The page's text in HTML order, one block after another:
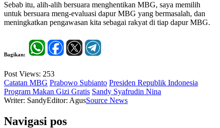
Sebab itu, alih-alih bersuara menghentikan MBG, saya memilih
untuk bersuara meng-evaluasi dapur MBG yang bermasalah, dan
meningkatkan pengawasan kita sebagai rakyat di tiap dapur MBG.
Bagikan:
Post Views: 253
Catatan MBG Prabowo Subianto Presiden Republik Indonesia
Program Makan Gizi Gratis Sandy Syafrudin Nina
Writer: SandyEditor: AgusSource News
Navigasi pos